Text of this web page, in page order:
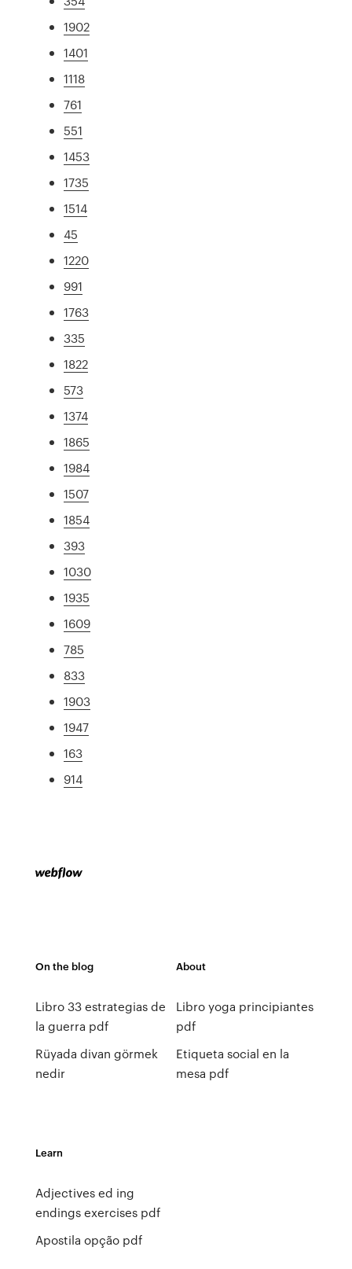
1902
1401
1118
761
551
1453
1735
1514
45
1220
991
1763
335
1822
573
1374
1865
1984
1507
1854
393
1030
1935
1609
785
833
1903
1947
163
914
On the blog
Libro 33 estrategias de
la guerra pdf
Rüyada divan görmek
nedir
About
Libro yoga principiantes
pdf
Etiqueta social en la
mesa pdf
Learn
Adjectives ed ing
endings exercises pdf
Apostila opção pdf